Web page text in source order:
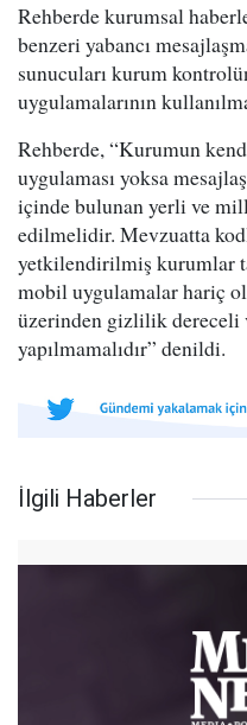
Rehberde kurumsal
benzeri yabancı
sunucuları kurum
uygulamalarının
Rehberde, “Kurumun
uygulaması yoksa
içinde bulunan yerli ve
edilmelidir. Mevzuatta
yetkilendirilmiş kurumlar
mobil uygulamalar hariç
üzerinden gizlilik dereceli
yapılmamalıdır” denildi.
İlgili Haberler